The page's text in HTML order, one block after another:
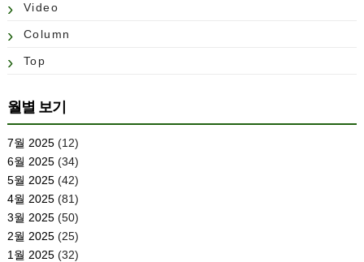
Video
Column
Top
월별 보기
7월 2025(12)
6월 2025(34)
5월 2025(42)
4월 2025(81)
3월 2025(50)
2월 2025(25)
1월 2025(32)